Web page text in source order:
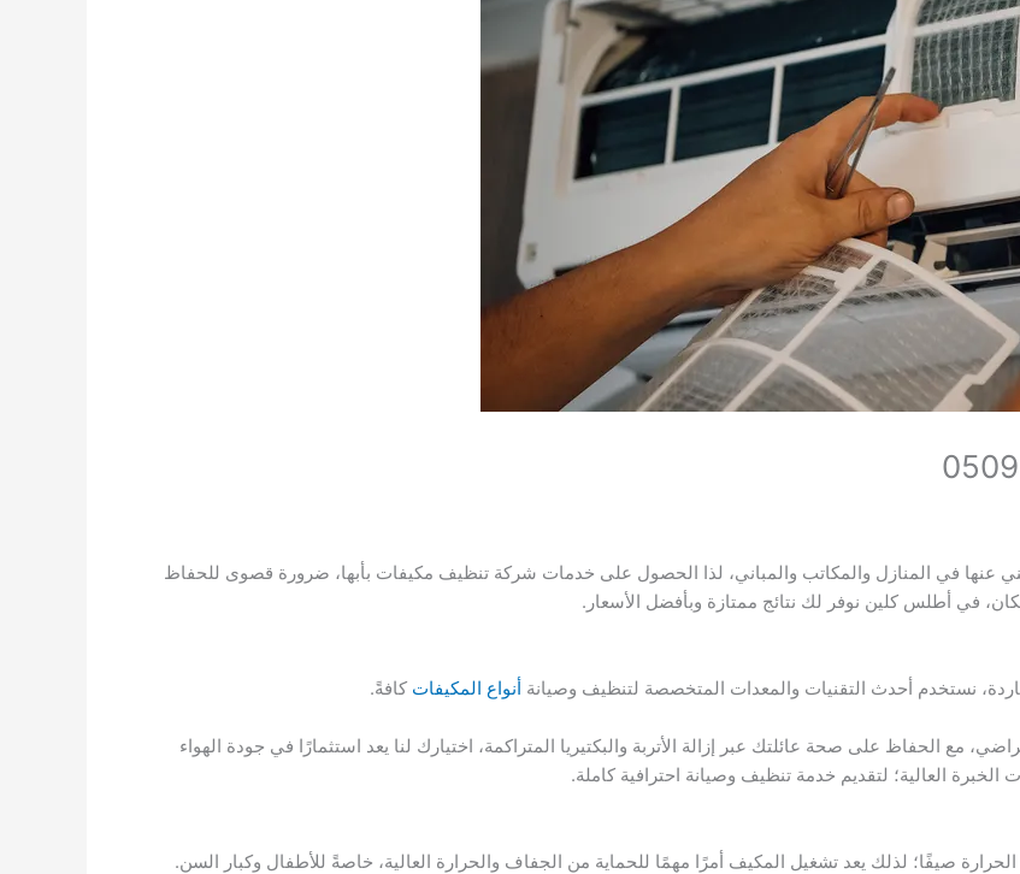
عنها في المنازل والمكاتب والمباني، لذا الحصول على خدمات شركة تنظيف مكيفات بأبها، ضرورة قصوى للحفاظ
في أطلس كلين نوفر لك نتائج ممتازة وبأفضل الأسعار.
نستخدم أحدث التقنيات والمعدات المتخصصة لتنظيف وصيانة أنواع المكيفات كافةً.
مع الحفاظ على صحة عائلتك عبر إزالة الأتربة والبكتيريا المتراكمة، اختيارك لنا يعد استثمارًا في جودة الهواء
العالية؛ لتقديم خدمة تنظيف وصيانة احترافية كاملة.
صيفًا؛ لذلك يعد تشغيل المكيف أمرًا مهمًا للحماية من الجفاف والحرارة العالية، خاصةً للأطفال وكبار السن.